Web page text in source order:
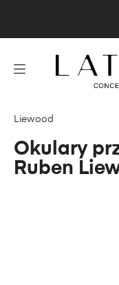
Liewood
Okulary
Ruben